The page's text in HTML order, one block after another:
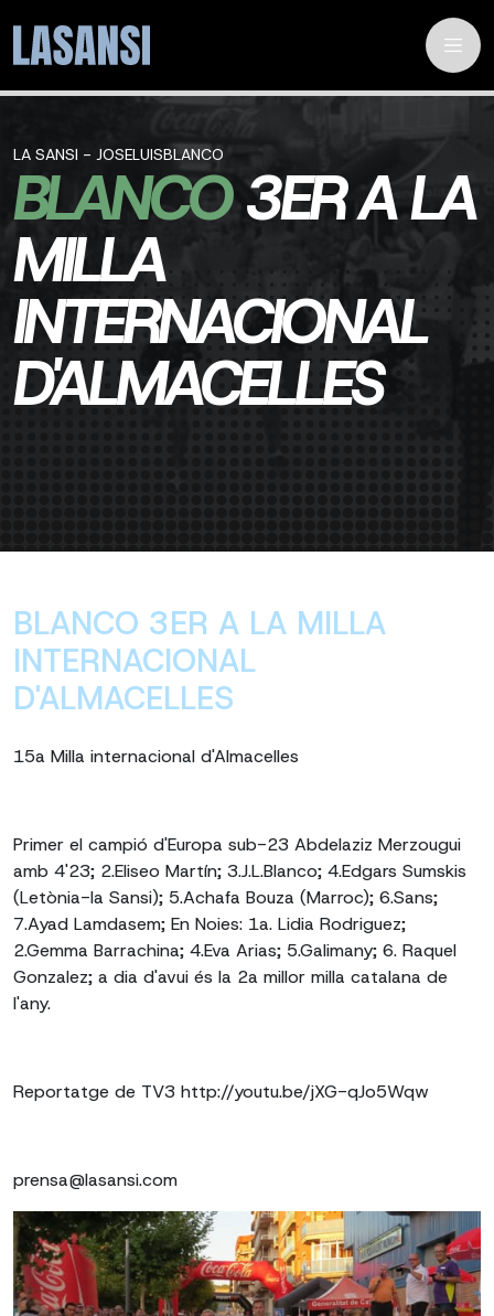
LA SANSI - JOSELUISBLANCO
BLANCO 3ER A LA
MILLA
INTERNACIONAL
D'ALMACELLES
BLANCO 3ER A LA MILLA
INTERNACIONAL
D'ALMACELLES
15a Milla internacional d'Almacelles
Primer el campió d'Europa sub-23 Abdelaziz Merzougui
amb 4'23; 2.Eliseo Martín; 3.J.L.Blanco; 4.Edgars Sumskis
(Letònia-la Sansi); 5.Achafa Bouza (Marroc); 6.Sans;
7.Ayad Lamdasem; En Noies: 1a. Lidia Rodriguez;
2.Gemma Barrachina; 4.Eva Arias; 5.Galimany; 6. Raquel
Gonzalez; a dia d'avui és la 2a millor milla catalana de
l'any.
Reportatge de TV3 http://youtu.be/jXG-qJo5Wqw
prensa@lasansi.com